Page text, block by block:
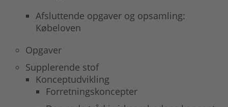
Afsluttende opgaver og opsamling:
Købeloven
Opgaver
Supplerende stof
Konceptudvikling
Forretningskoncepter